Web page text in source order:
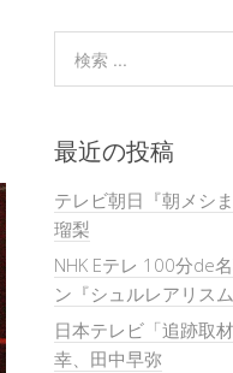
最近の投稿
テレビ朝日『朝メシ
瑠梨
NHK Eテレ 100分de
ン『シュルレアリス
日本テレビ「追跡取
幸、田中早弥